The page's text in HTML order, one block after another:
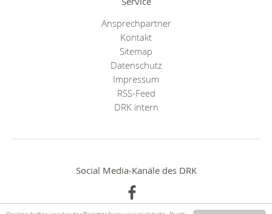
Ansprechpartner
Kontakt
Sitemap
Datenschutz
Impressum
RSS-Feed
DRK intern
Social Media-Kanäle des DRK